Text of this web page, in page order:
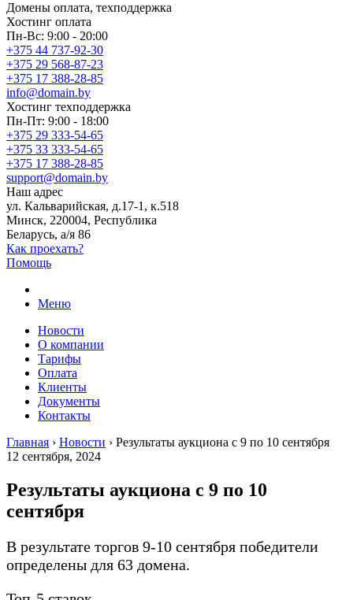
Домены оплата, техподдержка
Хостинг оплата
Пн-Вс: 9:00 - 20:00
+375 44 737-92-30
+375 29 568-87-23
+375 17 388-28-85
info@domain.by
Хостинг техподдержка
Пн-Пт: 9:00 - 18:00
+375 29 333-54-65
+375 33 333-54-65
+375 17 388-28-85
support@domain.by
Наш адрес
ул. Кальварийская, д.17-1, к.518
Минск, 220004, Республика
Беларусь, а/я 86
Как проехать?
Помощь
Меню
Новости
О компании
Тарифы
Оплата
Клиенты
Документы
Контакты
Главная › Новости › Результаты аукциона с 9 по 10 сентября
12 сентября, 2024
Результаты аукциона с 9 по 10
сентября
В результате торгов 9-10 сентября победители
определены для 63 домена.